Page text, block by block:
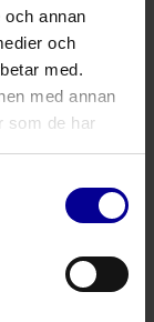
annan
och
med.
med annan
som de har
50
50